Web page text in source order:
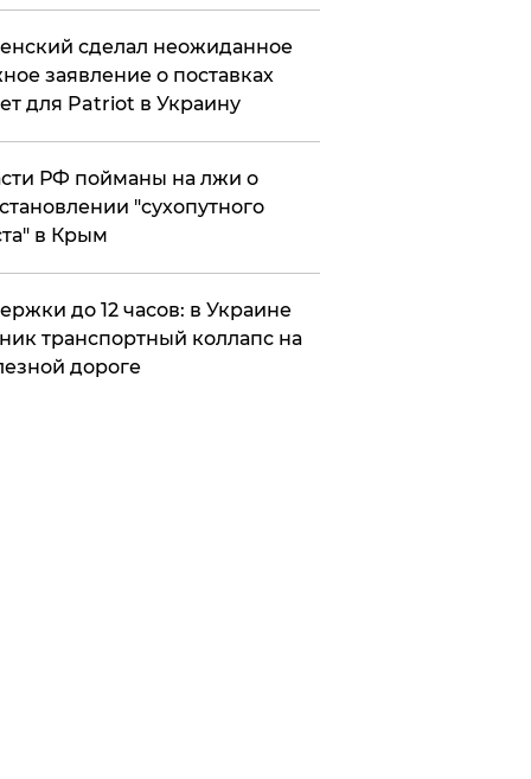
сделал неожиданное
заявление о поставках
для Patriot в Украину
РФ пойманы на лжи о
"сухопутного
в Крым
до 12 часов: в Украине
транспортный коллапс на
дороге